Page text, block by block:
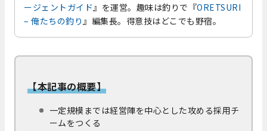
ージェントガイド 』を運営。趣味は釣りで『ORETSURI
– 俺たちの釣り 』編集長。得意技はどこでも野宿。
【本記事の概要】
一定規模までは経営陣を中心とした攻める採用チ
ームをつくる